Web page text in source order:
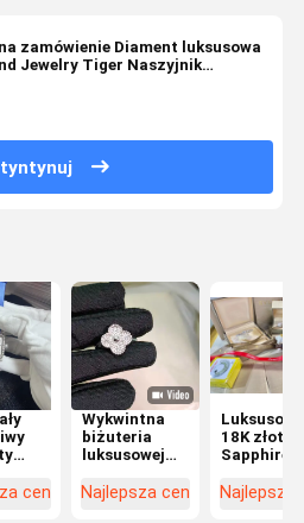
zamówienie Diament luksusowa
Jewelry Tiger Naszyjnik
cena
Wykwintna
biżuteria
luksusowej
podnosząca
Najlepsza cena
Luksusowa
18K złota
Sapphire
Custom
Najlepsza